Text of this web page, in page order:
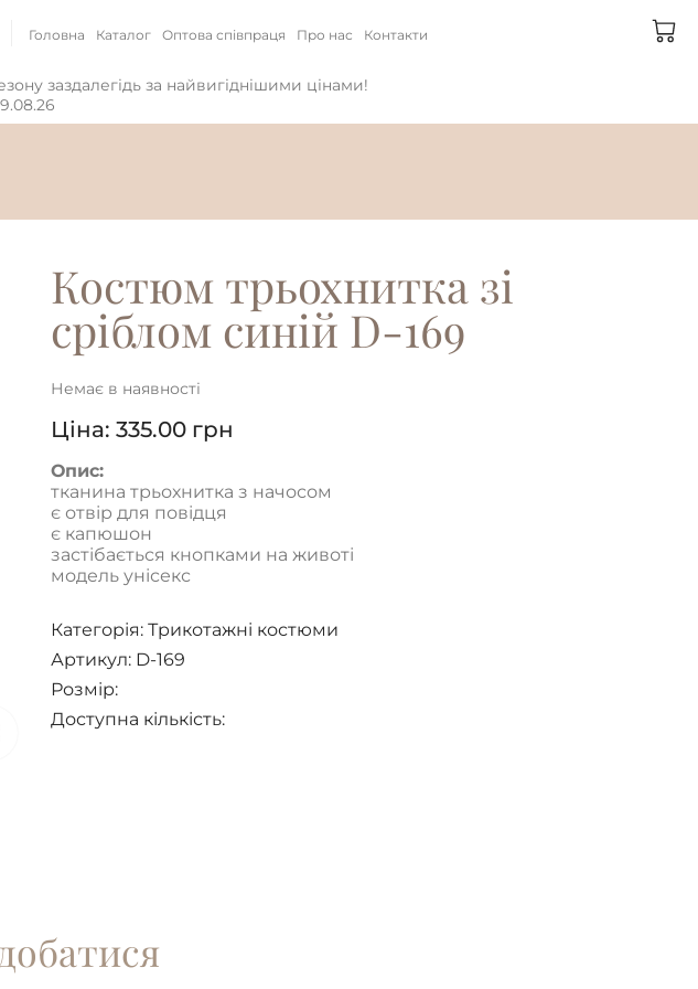
Головна Каталог Оптова співпраця Про нас Контакти
заздалегідь за найвигіднішими цінами!
Костюм трьохнитка зі
сріблом синій D-169
Немає в наявності
Ціна: 335.00 грн
Опис:
тканина трьохнитка з начосом
є отвір для повідця
є капюшон
застібається кнопками на животі
модель унісекс
Категорія: Трикотажні костюми
Артикул: D-169
Розмір:
Доступна кількість: